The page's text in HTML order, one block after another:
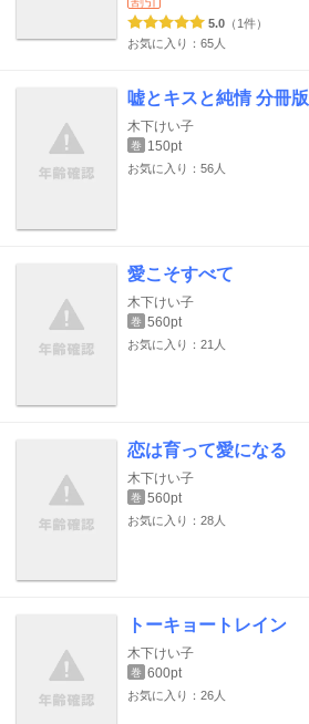
5.0 （1件）
お気に入り：65人
嘘とキスと純情 分冊版
木下けい子
巻 150pt
お気に入り：56人
愛こそすべて
木下けい子
巻 560pt
お気に入り：21人
恋は育って愛になる
木下けい子
巻 560pt
お気に入り：28人
トーキョートレイン
木下けい子
巻 600pt
お気に入り：26人